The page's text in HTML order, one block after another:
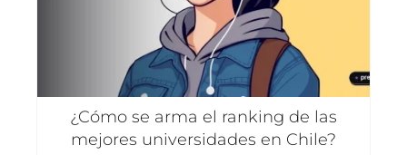
¿Cómo se arma el ranking de las
mejores universidades en Chile?